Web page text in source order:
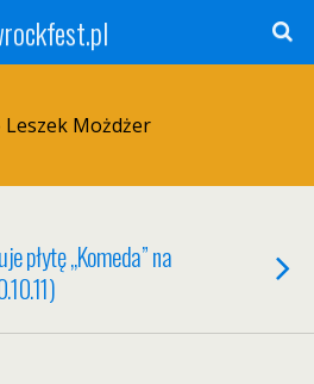
Leszek Możdżer
płytę „Komeda” na